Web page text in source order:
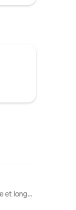
Locations moyenne et longue durée